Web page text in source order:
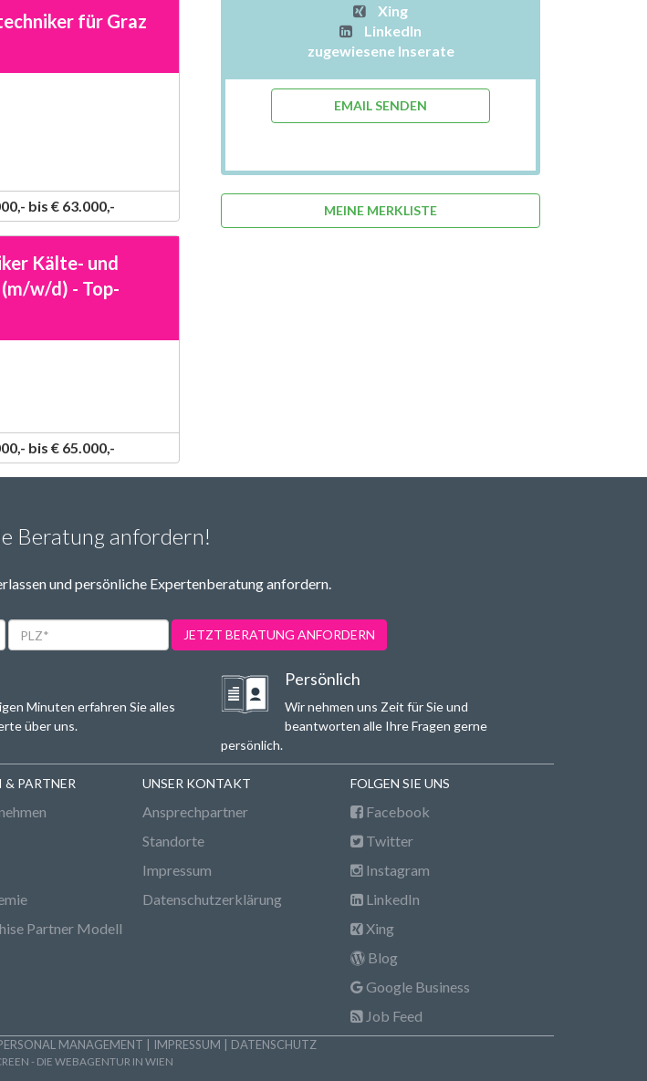
für Graz
bis € 63.000,-
Kälte- und
w/d) - Top-
bis € 65.000,-
Xing
LinkedIn
zugewiesene Inserate
EMAIL SENDEN
MEINE MERKLISTE
Beratung anfordern!
und persönliche Expertenberatung anfordern.
PLZ* JETZT BERATUNG ANFORDERN
Minuten erfahren Sie alles
über uns.
Persönlich
Wir nehmen uns Zeit für Sie und
beantworten alle Ihre Fragen gerne
persönlich.
PARTNER
Partner Modell
UNSER KONTAKT
Ansprechpartner
Standorte
Impressum
Datenschutzerklärung
FOLGEN SIE UNS
Facebook
Twitter
Instagram
LinkedIn
Xing
Blog
Google Business
Job Feed
MANAGEMENT | IMPRESSUM | DATENSCHUTZ
- DIE WEBAGENTUR IN WIEN